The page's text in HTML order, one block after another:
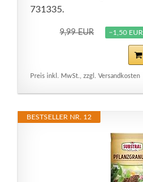
731335.
9,99 EUR −1,50 EUR
Preis inkl. MwSt., zzgl. Versandkosten
BESTSELLER NR. 12